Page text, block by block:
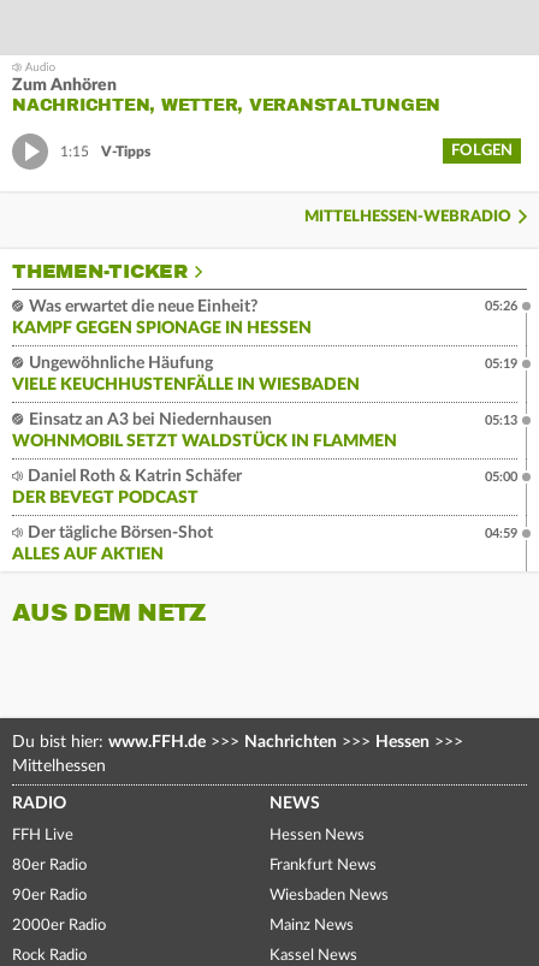
Zum Anhören
NACHRICHTEN, WETTER, VERANSTALTUNGEN
1:15 V-Tipps FOLGEN
MITTELHESSEN-WEBRADIO
THEMEN-TICKER
Was erwartet die neue Einheit?
KAMPF GEGEN SPIONAGE IN HESSEN
05:26
Ungewöhnliche Häufung
VIELE KEUCHHUSTENFÄLLE IN WIESBADEN
05:19
Einsatz an A3 bei Niedernhausen
WOHNMOBIL SETZT WALDSTÜCK IN FLAMMEN
05:13
Daniel Roth & Katrin Schäfer
DER BEVEGT PODCAST
05:00
Der tägliche Börsen-Shot
ALLES AUF AKTIEN
04:59
AUS DEM NETZ
Du bist hier: www.FFH.de >>> Nachrichten >>> Hessen >>>
Mittelhessen
RADIO
FFH Live
80er Radio
90er Radio
2000er Radio
Rock Radio
NEWS
Hessen News
Frankfurt News
Wiesbaden News
Mainz News
Kassel News